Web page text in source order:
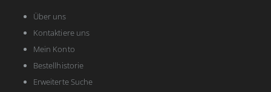
Über uns
Kontaktiere uns
Mein Konto
Bestellhistorie
Erweiterte Suche